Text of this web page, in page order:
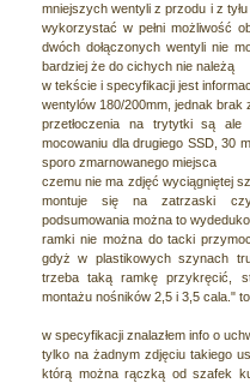
mniejszych wentyli z przodu i z
wykorzystać w pełni możliwość
dwóch dołączonych wentyli nie
bardziej że do cichych nie należą
w tekście i specyfikacji jest
wentylów 180/200mm, jednak brak
przetłoczenia na trytytki są
mocowaniu dla drugiego SSD, 30
sporo zmarnowanego miejsca
czemu nie ma zdjęć wyciągniętej
montuje się na zatrzaski
podsumowania można to
ramki nie można do tacki
gdyż w plastikowych szynach
trzeba taką ramkę przykręcić,
montażu nośników 2,5 i 3,5 cala."
w specyfikacji znalazłem info o
tylko na żadnym zdjęciu takiego
którą można rączką od szafek